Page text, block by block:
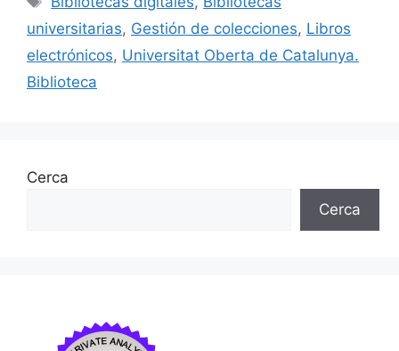
b
o
o
k
y
dI
n
ar
te
universitarias, Gestión de colecciones, Libros
electrónicos, Universitat Oberta de Catalunya.
Biblioteca
Cerca
Cerca